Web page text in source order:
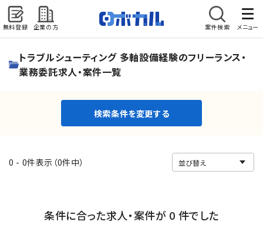
無料登録 企業の方 案件検索 メニュー
検索条件を変更する
トラブルシューティング 多軸設備経験のフリーランス・
業務委託求人・案件一覧
検索条件を変更する
0 - 0件表示（0件中）
条件に合った求人・案件が 0 件でした